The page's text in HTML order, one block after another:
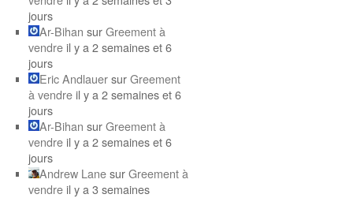
jours
Ar-Bihan surGreement à
vendre il y a 2 semaines et 6
jours
Eric AndlauersurGreement
à vendre il y a 2 semaines et 6
jours
Ar-Bihan surGreement à
vendre il y a 2 semaines et 6
jours
Andrew LanesurGreement à
vendre il y a 3 semaines